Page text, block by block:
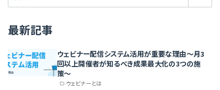
最新記事
ウェビナーとは
ウェビナー配信システム活用が重要な理由〜月3
回以上開催者が知るべき成果最大化の3つの施
策〜